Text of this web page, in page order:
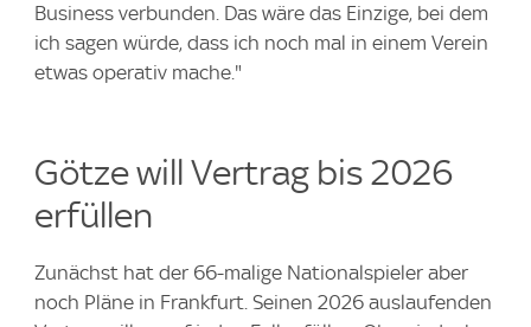
Business verbunden. Das wäre das Einzige, bei dem
ich sagen würde, dass ich noch mal in einem Verein
etwas operativ mache."
Götze will Vertrag bis 2026
erfüllen
Zunächst hat der 66-malige Nationalspieler aber
noch Pläne in Frankfurt. Seinen 2026 auslaufenden